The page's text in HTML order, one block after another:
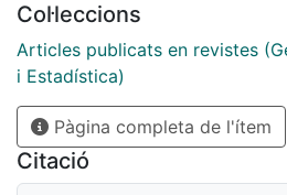
continues to hamper its
Laboratory biotreatability
designing and evaluating the
bioremediation strategies in the
sites. However, optimization of
the development of new
tools require a comprehensive
Col·leccions
Articles publicats en revistes
i Estadística)
Pàgina completa de l'ítem
Citació